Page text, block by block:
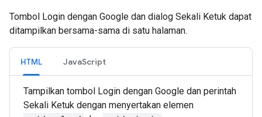
Tombol Login dengan Google dan dialog Sekali Ketuk dapat
ditampilkan bersama-sama di satu halaman.
HTML JavaScript
Tampilkan tombol Login dengan Google dan perintah
Sekali Ketuk dengan menyertakan elemen